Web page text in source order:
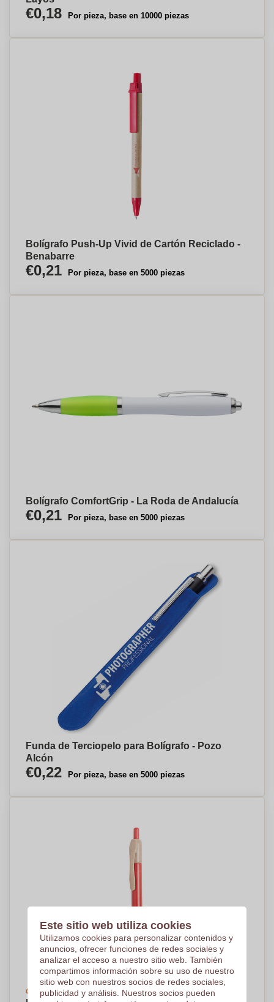
€0,18 Por pieza, base en 10000 piezas
Bolígrafo Push-Up Vivid de Cartón Reciclado -
Benabarre
€0,21 Por pieza, base en 5000 piezas
Bolígrafo ComfortGrip - La Roda de Andalucía
€0,21 Por pieza, base en 5000 piezas
Funda de Terciopelo para Bolígrafo - Pozo
Alcón
€0,22 Por pieza, base en 5000 piezas
Crea tu diseño
Este sitio web utiliza cookies
Utilizamos cookies para personalizar contenidos y
anuncios, ofrecer funciones de redes sociales y
analizar el acceso a nuestro sitio web. También
compartimos información sobre su uso de nuestro
sitio web con nuestros socios de redes sociales,
publicidad y análisis. Nuestros socios pueden